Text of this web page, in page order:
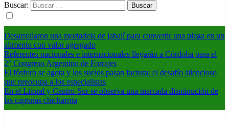
Buscar:
Desarrollaron una mortadela de jabalí para convertir una plaga en un
alimento con valor agregado
Referentes nacionales e internacionales llegarán a Córdoba para el
2° Congreso Argentino de Forrajes
El fósforo se agota y los suelos pasan factura: el desafío silencioso
que preocupa a los especialistas
En el Litoral y Centro-Sur se observa una marcada disminución de
las capturas chicharrita